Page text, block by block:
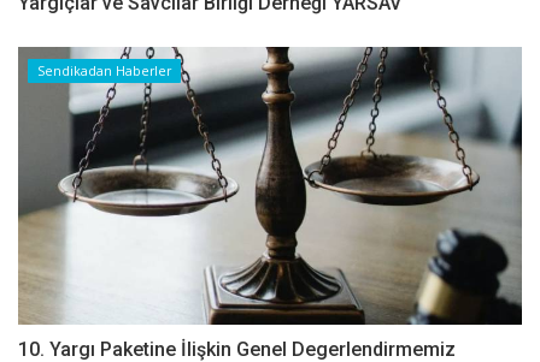
Sendikadan Haberler
10. Yargı Paketine İlişkin Genel Degerlendirmemiz